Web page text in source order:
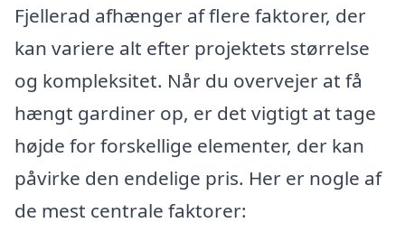
Fjellerad afhænger af flere faktorer, der
kan variere alt efter projektets størrelse
og kompleksitet. Når du overvejer at få
hængt gardiner op, er det vigtigt at tage
højde for forskellige elementer, der kan
påvirke den endelige pris. Her er nogle af
de mest centrale faktorer: